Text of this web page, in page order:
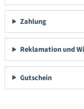
Zahlung
Reklamation und
Gutschein